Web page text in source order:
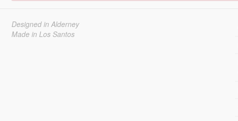
Designed in Alderney
Made in Los Santos